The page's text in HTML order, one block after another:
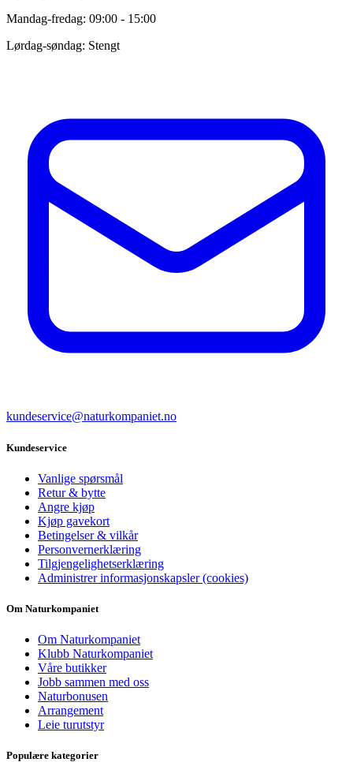
Mandag-fredag: 09:00 - 15:00
Lørdag-søndag: Stengt
kundeservice@naturkompaniet.no
Kundeservice
Vanlige spørsmål
Retur & bytte
Angre kjøp
Kjøp gavekort
Betingelser & vilkår
Personvernerklæring
Tilgjengelighetserklæring
Administrer informasjonskapsler (cookies)
Om Naturkompaniet
Om Naturkompaniet
Klubb Naturkompaniet
Våre butikker
Jobb sammen med oss
Naturbonusen
Arrangement
Leie turutstyr
Populære kategorier